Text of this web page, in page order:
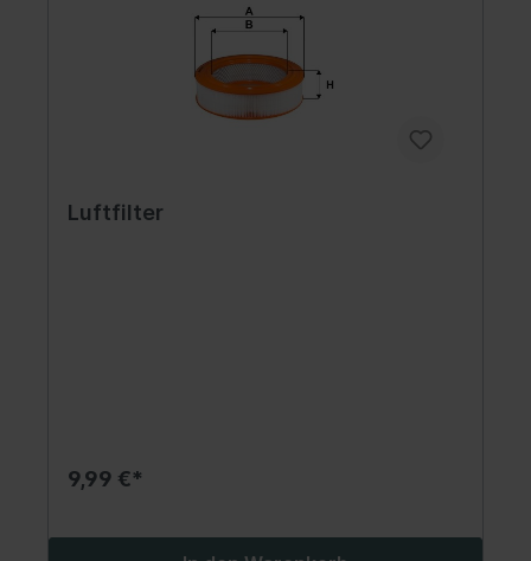
Luftfilter
9,99 €*